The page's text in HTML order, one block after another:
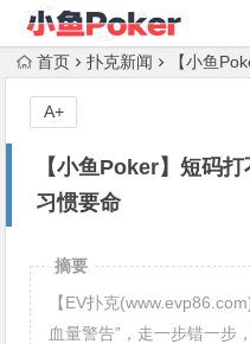
首页 扑克新闻 【小鱼
【小鱼Poker】短码
习惯要命
A+
摘要
【EV扑克
血量警告”，走一步错一步